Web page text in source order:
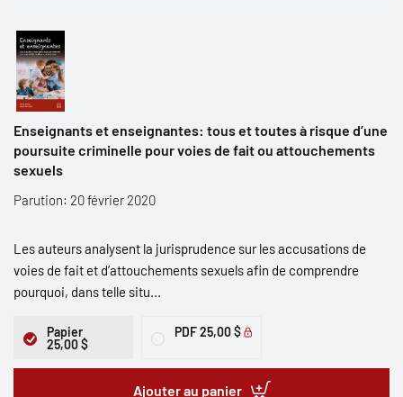
Enseignants et enseignantes: tous et toutes à risque d’une
poursuite criminelle pour voies de fait ou attouchements
sexuels
Parution: 20 février 2020
Les auteurs analysent la jurisprudence sur les accusations de
voies de fait et d’attouchements sexuels afin de comprendre
pourquoi, dans telle situ...
Papier
25,00 $
PDF25,00 $
Ajouter au panier